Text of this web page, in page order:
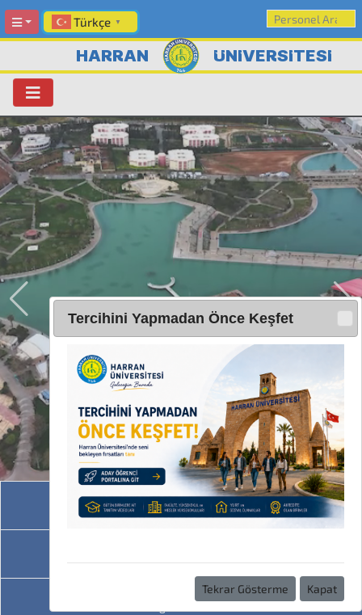
Türkçe ▼
HARRAN ÜNİVERSİTESİ
Akademik Birimler
Tercihini Yapmadan Önce Keşfet
Tekrar Gösterme Kapat